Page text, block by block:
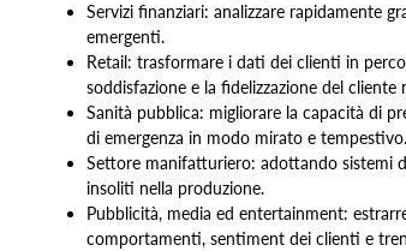
Servizi finanziari: analizzare rapidamente
emergenti.
Retail: trasformare i dati dei clienti in
soddisfazione e la fidelizzazione del cliente
Sanità pubblica: migliorare la capacità di
di emergenza in modo mirato e tempestivo.
Settore manifatturiero: adottando sistemi
insoliti nella produzione.
Pubblicità, media ed entertainment:
comportamenti, sentiment dei clienti e